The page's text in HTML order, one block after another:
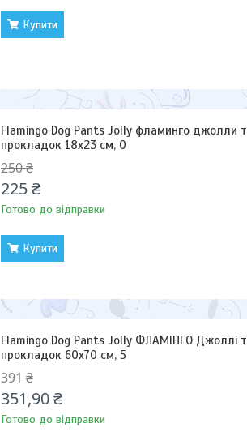
Купити
Flamingo Dog Pants Jolly фламинго джолли
прокладок 18х23 см, 0
250 ₴
225 ₴
Готово до відправки
Купити
Flamingo Dog Pants Jolly ФЛАМІНГО Джоллі
прокладок 60х70 см, 5
391 ₴
351,90 ₴
Готово до відправки